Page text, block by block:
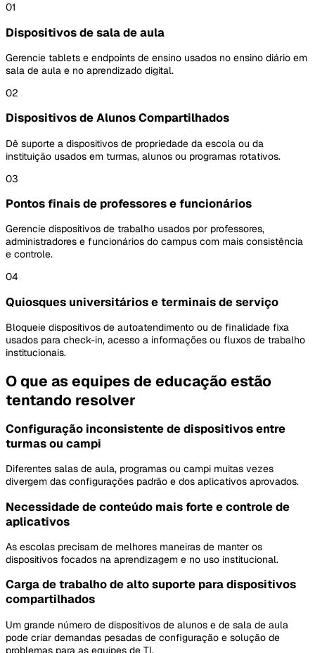
01
Dispositivos de sala de aula
Gerencie tablets e endpoints de ensino usados no ensino diário em
sala de aula e no aprendizado digital.
02
Dispositivos de Alunos Compartilhados
Dê suporte a dispositivos de propriedade da escola ou da
instituição usados em turmas, alunos ou programas rotativos.
03
Pontos finais de professores e funcionários
Gerencie dispositivos de trabalho usados por professores,
administradores e funcionários do campus com mais consistência
e controle.
04
Quiosques universitários e terminais de serviço
Bloqueie dispositivos de autoatendimento ou de finalidade fixa
usados para check-in, acesso a informações ou fluxos de trabalho
institucionais.
O que as equipes de educação estão
tentando resolver
Configuração inconsistente de dispositivos entre
turmas ou campi
Diferentes salas de aula, programas ou campi muitas vezes
divergem das configurações padrão e dos aplicativos aprovados.
Necessidade de conteúdo mais forte e controle de
aplicativos
As escolas precisam de melhores maneiras de manter os
dispositivos focados na aprendizagem e no uso institucional.
Carga de trabalho de alto suporte para dispositivos
compartilhados
Um grande número de dispositivos de alunos e de sala de aula
pode criar demandas pesadas de configuração e solução de
problemas para as equipes de TI.